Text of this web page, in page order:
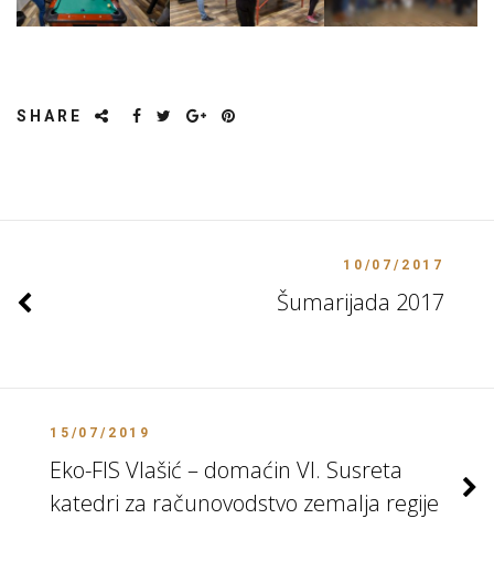
SHARE
10/07/2017
Šumarijada 2017
15/07/2019
Eko-FIS Vlašić – domaćin VI. Susreta
katedri za računovodstvo zemalja regije